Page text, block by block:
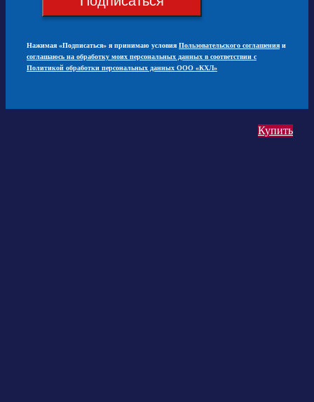
Купить
Нажимая «Подписаться» я принимаю условия Пользовательского соглашения и
соглашаюсь на обработку моих персональных данных в соответствии с
Политикой обработки персональных данных ООО «КХЛ»